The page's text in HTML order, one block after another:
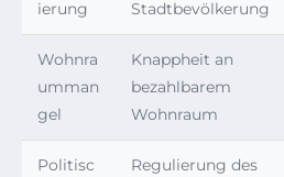
ierung
Stadtbevölkerung
Wohnra
umman
gel
Knappheit an
bezahlbarem
Wohnraum
Politisc
Regulierung des